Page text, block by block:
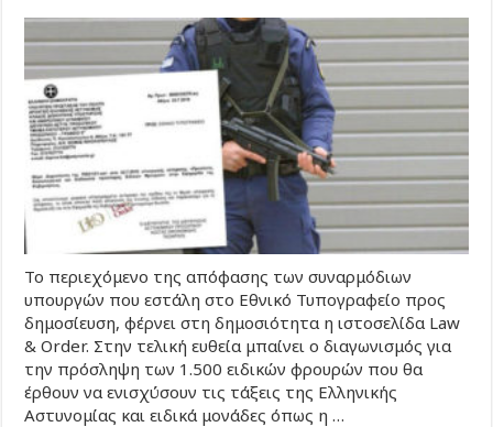
Το περιεχόμενο της απόφασης των συναρμόδιων
υπουργών που εστάλη στο Εθνικό Τυπογραφείο προς
δημοσίευση, φέρνει στη δημοσιότητα η ιστοσελίδα Law
& Order. Στην τελική ευθεία μπαίνει ο διαγωνισμός για
την πρόσληψη των 1.500 ειδικών φρουρών που θα
έρθουν να ενισχύσουν τις τάξεις της Ελληνικής
Αστυνομίας και ειδικά μονάδες όπως η …